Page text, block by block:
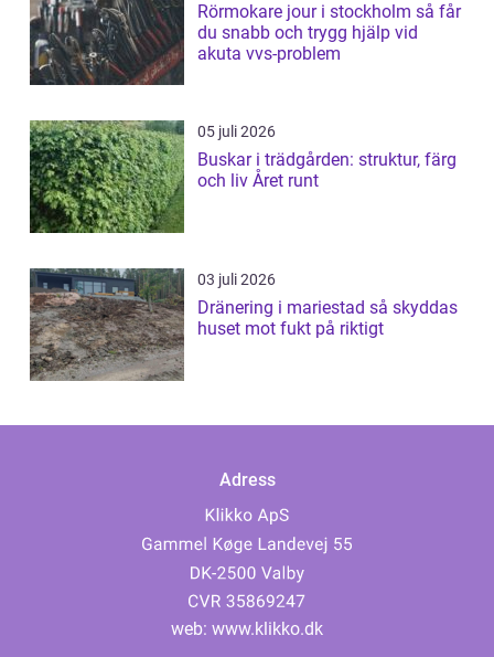
Rörmokare jour i stockholm så får
du snabb och trygg hjälp vid
akuta vvs-problem
05 juli 2026
Buskar i trädgården: struktur, färg
och liv Året runt
03 juli 2026
Dränering i mariestad så skyddas
huset mot fukt på riktigt
Adress
web: www.klikko.dk